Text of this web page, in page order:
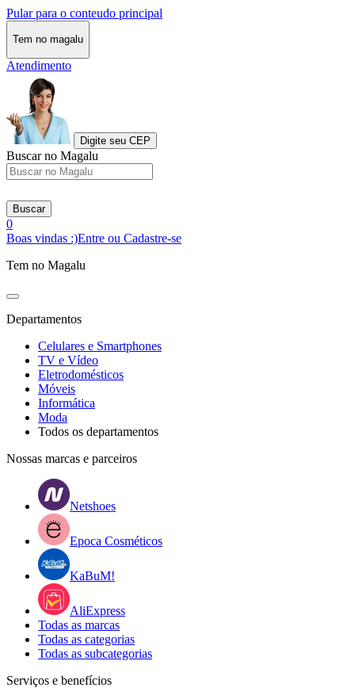
Pular para o conteudo principal
Tem no magalu
Atendimento
Digite seu CEP
Buscar no Magalu
Buscar
0
Boas vindas :)Entre ou Cadastre-se
Tem no Magalu
Departamentos
Celulares e Smartphones
TV e Vídeo
Eletrodomésticos
Móveis
Informática
Moda
Todos os departamentos
Nossas marcas e parceiros
Netshoes
Epoca Cosméticos
KaBuM!
AliExpress
Todas as marcas
Todas as categorias
Todas as subcategorias
Serviços e benefícios